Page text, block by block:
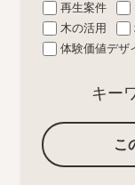
再生案件
木の活用
体験価値デザ
キー
こ